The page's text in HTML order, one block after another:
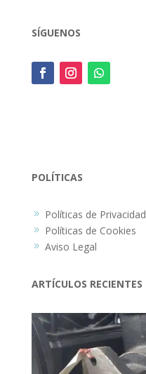
SÍGUENOS
POLÍTICAS
9 Políticas de Privacidad
9 Políticas de Cookies
9 Aviso Legal
ARTÍCULOS RECIENTES